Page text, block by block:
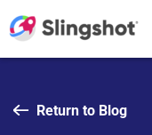
Return to Blog